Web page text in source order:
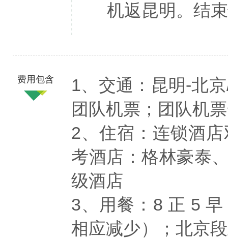
机返昆明。结
费用包含
1、交通：昆明-北
团队机票；团队机
2、住宿：连锁酒
考酒店：格林豪泰
级酒店
3、用餐：8 正 5
相应减少）；北京